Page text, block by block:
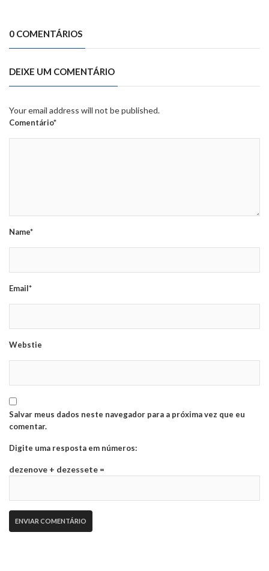
0 COMENTÁRIOS
DEIXE UM COMENTÁRIO
Your email address will not be published.
Comentário*
Name*
Email*
Webstie
Salvar meus dados neste navegador para a próxima vez que eu
comentar.
Digite uma resposta em números:
dezenove + dezessete =